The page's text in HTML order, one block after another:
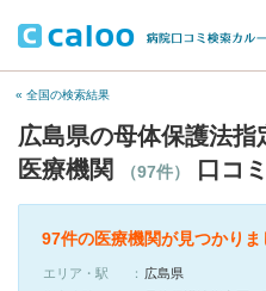
« 全国の検索結果
広島県の母体保護法
医療機関
（97件） 口コ
97件の医療機関が見つかりま
エリア・駅
広島県